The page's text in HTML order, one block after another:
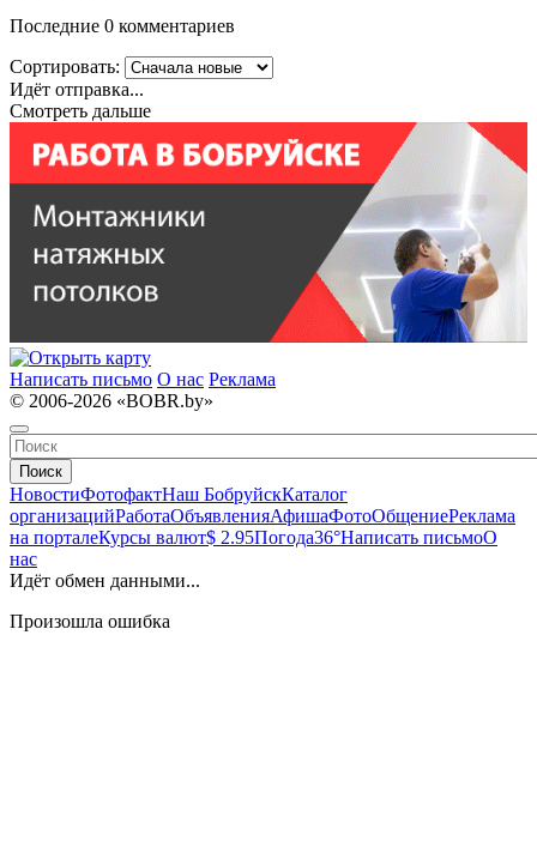
Последние 0 комментариев
Сортировать:
Идёт отправка...
Смотреть дальше
Написать письмо О нас Реклама
© 2006-2026 «BOBR.by»
Поиск
НовостиФотофактНаш БобруйскКаталог
организацийРаботаОбъявленияАфишаФотоОбщениеРеклама
на порталеКурсы валют$ 2.95Погода36°Написать письмоО
нас
Идёт обмен данными...
Произошла ошибка